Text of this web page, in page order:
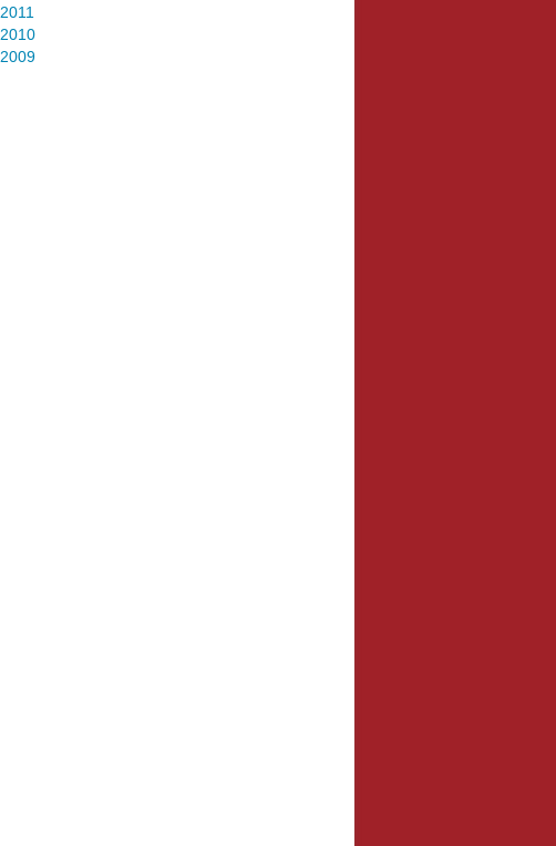
2011
2010
2009